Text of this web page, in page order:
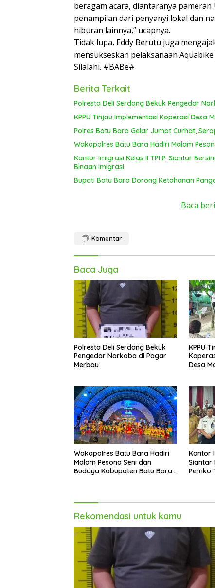
beragam acara, diantaranya
penampilan dari penyanyi lokal dan
hiburan lainnya,” ucapnya.
Tidak lupa, Eddy Berutu juga
mensukseskan pelaksanaan
Silalahi. #BABe#
Berita Terkait
Polresta Deli Serdang Bekuk Pengedar
KPPU Tinjau Implementasi Koperasi Desa
Polres Batu Bara Gelar Jumat Curhat,
Wakapolres Batu Bara Hadiri Malam
Kantor Imigrasi Kelas II TPI P. Siantar
Binaan Imigrasi
Bupati Batu Bara Dorong Ketahanan
Baca
Komentar
Baca Juga
Polresta Deli Serdang Bekuk
Pengedar Narkoba di Pagar
Merbau
KPPU
Desa
Wakapolres Batu Bara Hadiri
Malam Pesona Seni dan
Budaya Kabupaten Batu Bara
Kantor
Siantar
Pemko
Rekomendasi untuk kamu